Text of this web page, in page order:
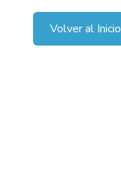
Volver al Inicio